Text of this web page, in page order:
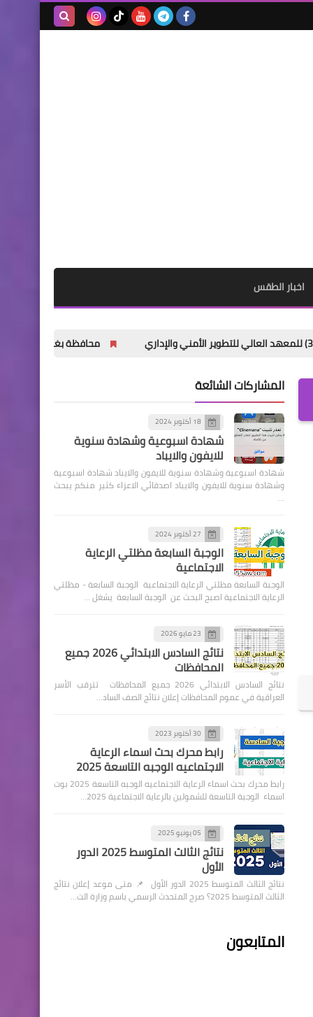
اخبار الطقس
محافظة بغداد تعلن أسماء وأماكن
المشاركات الشائعة
18 أكتوبر 2024
شهادة اسبوعية وشهادة سنوية
للايفون والايباد
شهادة اسبوعية وشهادة سنوية للايفون والايباد شهادة اسبوعية
وشهادة سنوية للايفون والايباد اصدقائي الاعزاء كثير منكم يبحث
…
27 أكتوبر 2024
الوجبة السابعة مظلتي الرعاية
الاجتماعية
الوجبة السابعة مظلتي الرعاية الاجتماعية الوجبة السابعة - مظلتي
الرعاية الاجتماعية اصبح البحث عن الوجبة السابعة يشغل …
23 مايو 2026
نتائج السادس الابتدائي 2026 جميع
المحافظات
نتائج السادس الابتدائي 2026 جميع المحافظات تترقب الأسر
العراقية في عموم المحافظات إعلان نتائج الصف الساد…
30 أكتوبر 2023
رابط محرك بحث اسماء الرعاية
الاجتماعيه الوجبه التاسعة 2025
رابط محرك بحث اسماء الرعاية الاجتماعيه الوجبه التاسعة 2025 بوت
اسماء الوجبة التاسعة للشمولين بالرعاية الاجتماعية 2025…
05 يونيو 2025
نتائج الثالث المتوسط 2025 الدور
الأول
نتائج الثالث المتوسط 2025 الدور الأول 📌 متى موعد إعلان نتائج
الثالث المتوسط 2025؟ صرح المتحدث الرسمي باسم وزارة الت…
المتابعون